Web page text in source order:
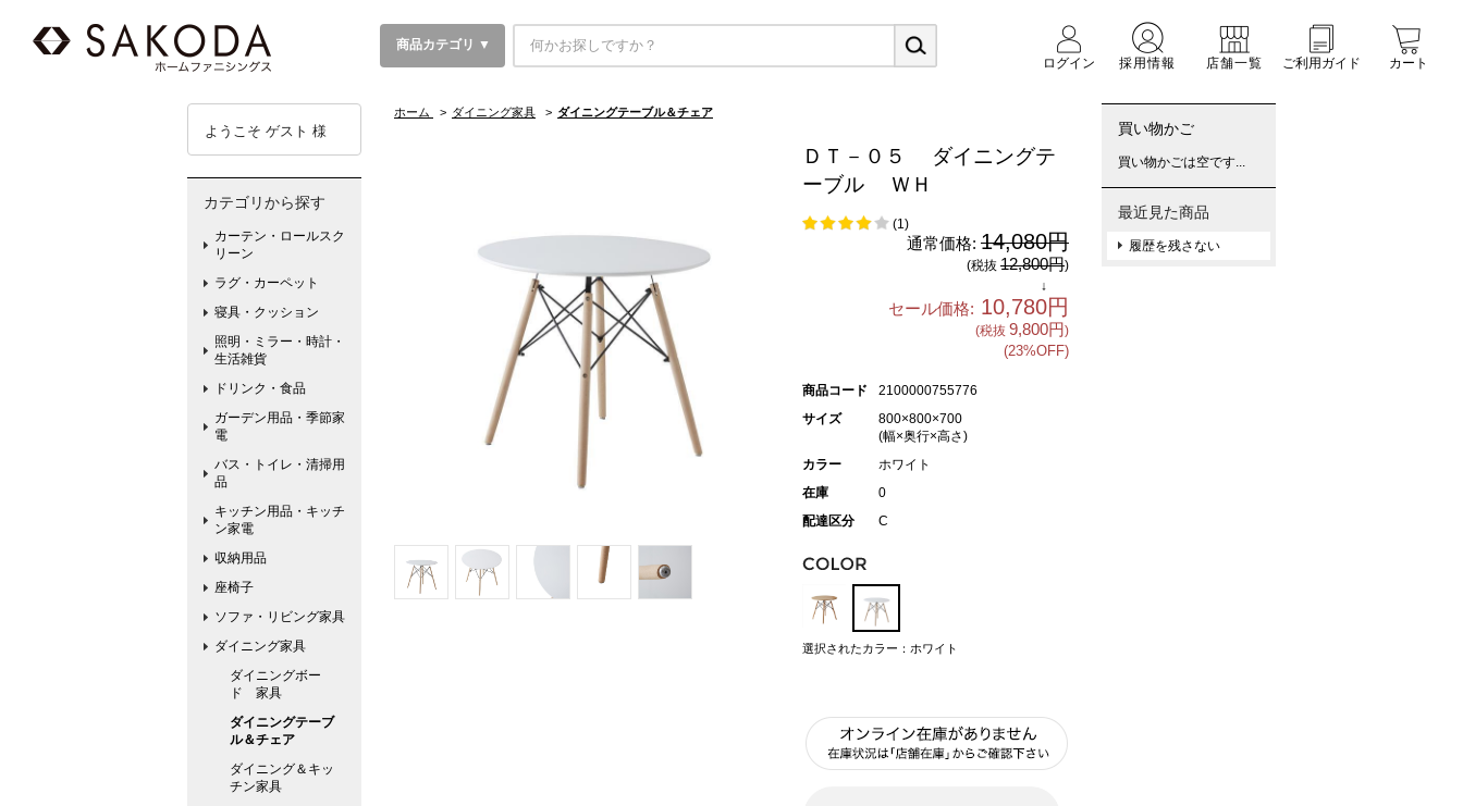
商品カテゴリ ▼
ログイン
採用情報 店舗一覧 ご利用ガイド カート
ホーム > ダイニング家具 > ダイニングテーブル＆チェア
ＤＴ－０５ ダイニングテ
ーブル ＷＨ
(1)
通常価格: 14,080円
(税抜 12,800円)
↓
セール価格: 10,780円
(税抜 9,800円)
(23%OFF)
商品コード
2100000755776
サイズ
800×800×700
(幅×奥行×高さ)
カラー
ホワイト
在庫
0
配達区分
C
選択されたカラー：ホワイト
ようこそ ゲスト 様
カテゴリから探す
カーテン・ロールスク
リーン
ラグ・カーペット
寝具・クッション
照明・ミラー・時計・
生活雑貨
ドリンク・食品
ガーデン用品・季節家
電
バス・トイレ・清掃用
品
キッチン用品・キッチ
ン家電
収納用品
座椅子
ソファ・リビング家具
ダイニング家具
ダイニングボー
ド 家具
ダイニングテーブ
ル＆チェア
ダイニング＆キッ
チン家具
買い物かご
買い物かごは空です...
最近見た商品
履歴を残さない